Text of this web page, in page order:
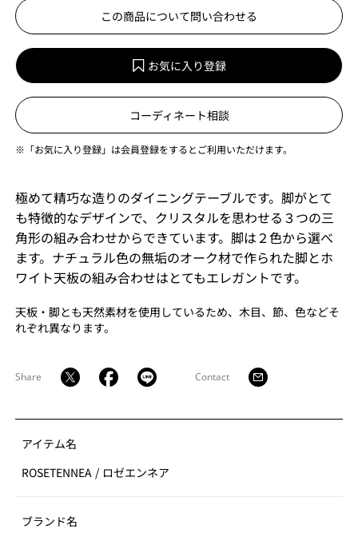
この商品について問い合わせる
お気に入り登録
コーディネート相談
※「お気に入り登録」は会員登録をするとご利用いただけます。
極めて精巧な造りのダイニングテーブルです。脚がとて
も特徴的なデザインで、クリスタルを思わせる３つの三
角形の組み合わせからできています。脚は２色から選べ
ます。ナチュラル色の無垢のオーク材で作られた脚とホ
ワイト天板の組み合わせはとてもエレガントです。
天板・脚とも天然素材を使用しているため、木目、節、色などそ
れぞれ異なります。
Share Contact
アイテム名
ROSETENNEA / ロゼエンネア
ブランド名